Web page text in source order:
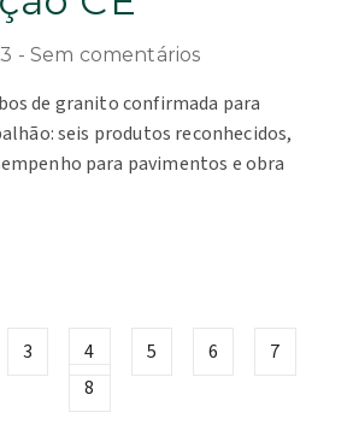
Sem comentários
de granito confirmada para
seis produtos reconhecidos,
para pavimentos e obra
3 4 5 6
7
8